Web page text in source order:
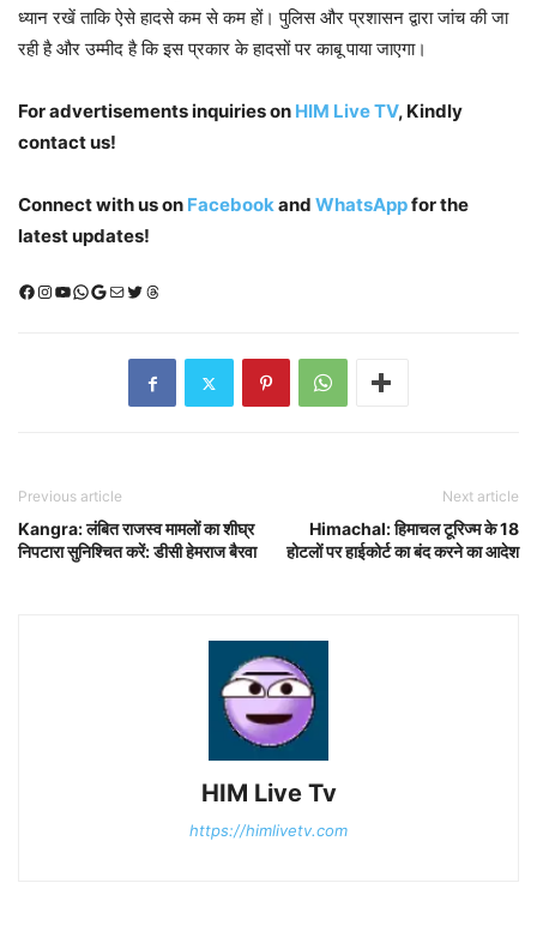
ध्यान रखें ताकि ऐसे हादसे कम से कम हों। पुलिस और प्रशासन द्वारा जांच की जा
रही है और उम्मीद है कि इस प्रकार के हादसों पर काबू पाया जाएगा।
For advertisements inquiries on HIM Live TV, Kindly
contact us!
Connect with us on Facebookand WhatsAppfor the
latest updates!
Facebook
Instagram
YouTube
WhatsApp
Google
MailX (Twitter)
Threads
Previous article
Kangra: लंबित राजस्व मामलों का शीघ्र
निपटारा सुनिश्चित करें: डीसी हेमराज बैरवा
Next article
Himachal: हिमाचल टूरिज्म के 18
होटलों पर हाईकोर्ट का बंद करने का आदेश
HIM Live Tv
https://himlivetv.com